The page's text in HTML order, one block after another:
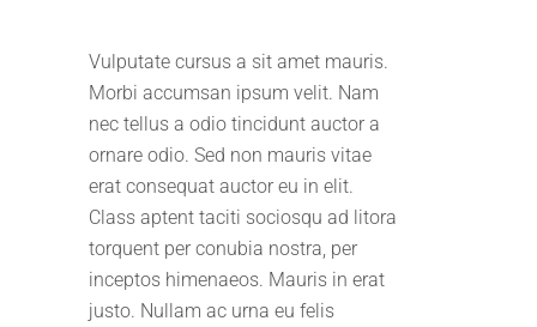
Vulputate cursus a sit amet mauris.
Morbi accumsan ipsum velit. Nam
nec tellus a odio tincidunt auctor a
ornare odio. Sed non mauris vitae
erat consequat auctor eu in elit.
Class aptent taciti sociosqu ad litora
torquent per conubia nostra, per
inceptos himenaeos. Mauris in erat
justo. Nullam ac urna eu felis